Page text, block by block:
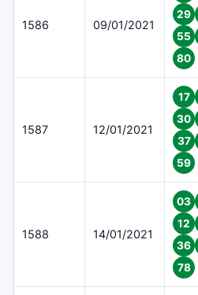
1586 09/01/2021
29
55
80
1587 12/01/2021
17
30
37
59
1588 14/01/2021
03
12
36
78